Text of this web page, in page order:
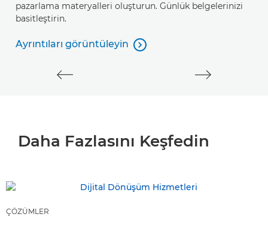
pazarlama materyalleri oluşturun. Günlük belgelerinizi
basitleştirin.
Ayrıntıları görüntüleyin
Ayrıntıları görüntüleyin

Daha Fazlasını Keşfedin
ÇÖZÜMLER